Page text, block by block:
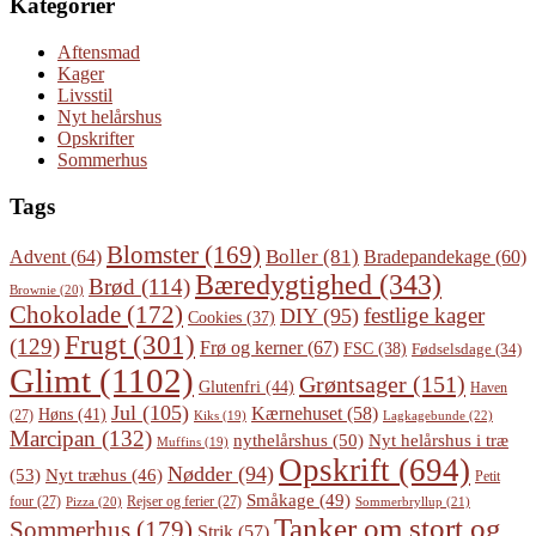
Kategorier
Aftensmad
Kager
Livsstil
Nyt helårshus
Opskrifter
Sommerhus
Tags
Advent (64) Blomster (169) Boller (81) Bradepandekage (60)
Brownie (20) Brød (114)Bæredygtighed (343)
Chokolade (172) Cookies (37) DIY(95) festlige kager
(129)Frugt(301) Frø og kerner(67) FSC (38) Fødselsdage (34)
Glimt (1102) Glutenfri (44) Grøntsager (151) Haven
(27) Høns (41) Jul (105) Kiks (19) Kærnehuset (58) Lagkagebunde (22)
Marcipan (132) Muffins (19) nythelårshus (50) Nyt helårshus i træ
(53) Nyt træhus (46) Nødder (94) Opskrift (694) Petit
four (27) Pizza (20) Rejser og ferier (27) Småkage (49) Sommerbryllup (21)
Tanker om stort og